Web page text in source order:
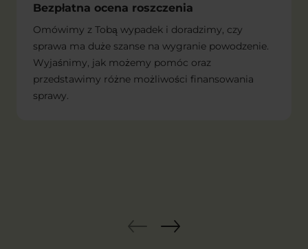
Bezpłatna ocena roszczenia
Omówimy z Tobą wypadek i doradzimy, czy
sprawa ma duże szanse na wygranie powodzenie.
Wyjaśnimy, jak możemy pomóc oraz
przedstawimy różne możliwości finansowania
sprawy.